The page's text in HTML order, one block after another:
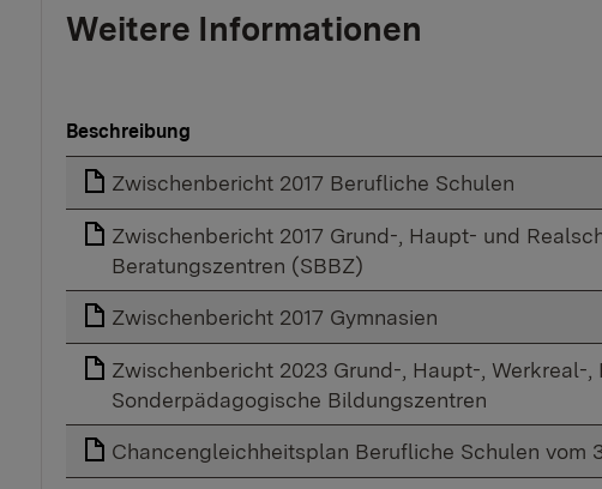
Weitere Informationen
Beschreibung
Zwischenbericht 2017 Berufliche Schulen
Zwischenbericht 2017 Grund-, Haupt- und
Beratungszentren (SBBZ)
Zwischenbericht 2017 Gymnasien
Zwischenbericht 2023 Grund-, Haupt-, Werkreal-
Sonderpädagogische Bildungszentren
Chancengleichheitsplan Berufliche Schulen vom